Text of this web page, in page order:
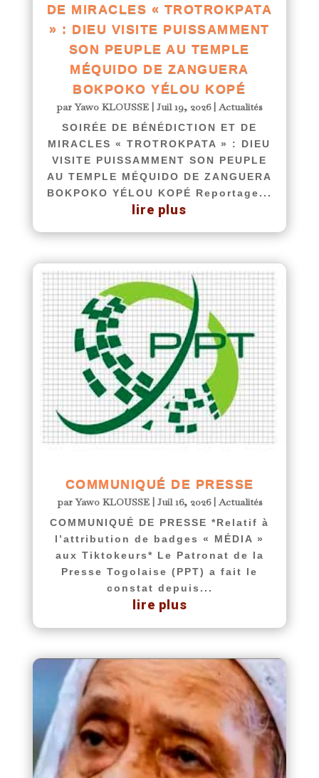
DE MIRACLES « TROTROKPATA
» : DIEU VISITE PUISSAMMENT
SON PEUPLE AU TEMPLE
MÉQUIDO DE ZANGUERA
BOKPOKO YÉLOU KOPÉ
parYawo KLOUSSE| Juil 19, 2026| Actualités
SOIRÉE DE BÉNÉDICTION ET DE
MIRACLES « TROTROKPATA » : DIEU
VISITE PUISSAMMENT SON PEUPLE
AU TEMPLE MÉQUIDO DE ZANGUERA
BOKPOKO YÉLOU KOPÉ Reportage...
lire plus
COMMUNIQUÉ DE PRESSE
parYawo KLOUSSE| Juil 16, 2026|Actualités
COMMUNIQUÉ DE PRESSE *Relatif à
l’attribution de badges « MÉDIA »
aux Tiktokeurs* Le Patronat de la
Presse Togolaise (PPT) a fait le
constat depuis...
lire plus